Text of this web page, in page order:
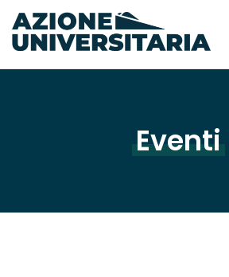
Eventi